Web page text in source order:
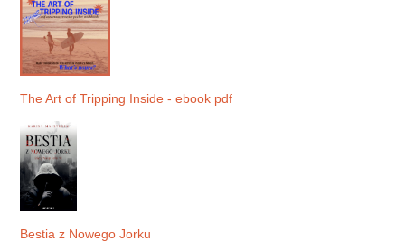
The Art of Tripping Inside - ebook pdf
Bestia z Nowego Jorku